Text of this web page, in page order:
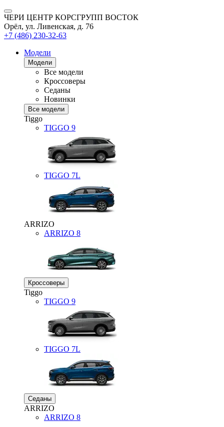
ЧЕРИ ЦЕНТР КОРСГРУПП ВОСТОК
Орёл, ул. Ливенская, д. 76
+7 (486) 230-32-63
Модели
Модели
Все модели
Кроссоверы
Седаны
Новинки
Все модели
Tiggo
TIGGO 9
TIGGO 7L
ARRIZO
ARRIZO 8
Кроссоверы
Tiggo
TIGGO 9
TIGGO 7L
Седаны
ARRIZO
ARRIZO 8